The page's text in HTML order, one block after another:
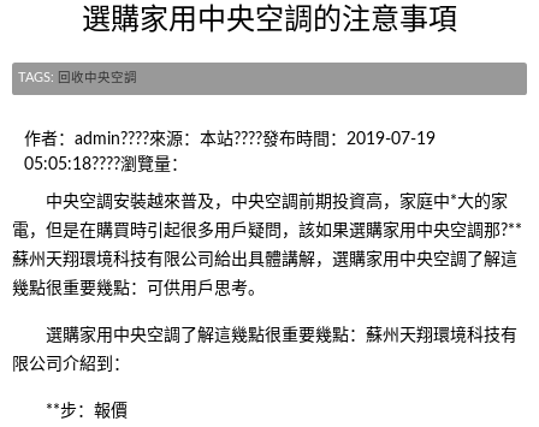
選購家用中央空調的注意事項
TAGS: 回收中央空調
作者：admin????來源：本站????發布時間：2019-07-19
05:05:18????瀏覽量：
中央空調安裝越來普及，中央空調前期投資高，家庭中*大的家
電，但是在購買時引起很多用戶疑問，該如果選購家用中央空調那?**
蘇州天翔環境科技有限公司給出具體講解，選購家用中央空調了解這
幾點很重要幾點：可供用戶思考。
選購家用中央空調了解這幾點很重要幾點：蘇州天翔環境科技有
限公司介紹到：
**步：報價